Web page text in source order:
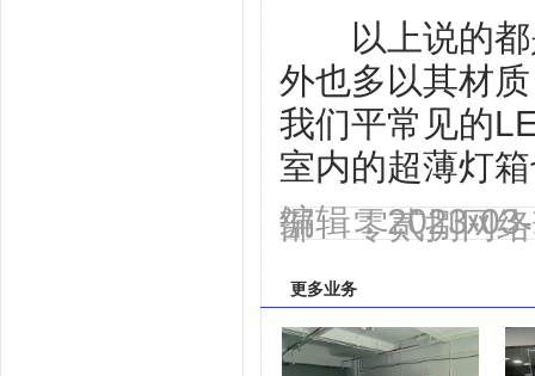
以上说的都
外也多以其材
我们平常见的
室内的超薄灯
编辑：2023-
部 零贰捌网
更多业务